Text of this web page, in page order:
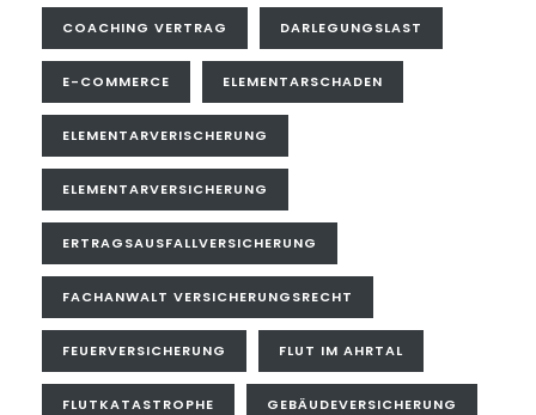
COACHING VERTRAG DARLEGUNGSLAST
E-COMMERCE ELEMENTARSCHADEN
ELEMENTARVERISCHERUNG
ELEMENTARVERSICHERUNG
ERTRAGSAUSFALLVERSICHERUNG
FACHANWALT VERSICHERUNGSRECHT
FEUERVERSICHERUNG FLUT IM AHRTAL
FLUTKATASTROPHE GEBÄUDEVERSICHERUNG